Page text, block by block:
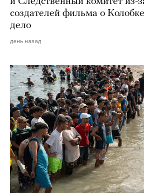
создателей фильма о
дело
день назад